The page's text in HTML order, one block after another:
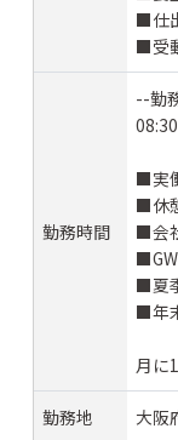
■仕
■受
勤務時間
--勤
■実
■休
■会
■夏
■年
月に
勤務地 大阪